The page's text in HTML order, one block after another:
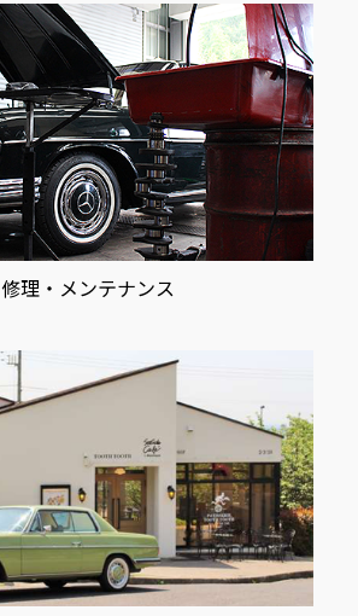
修理・メンテナンス